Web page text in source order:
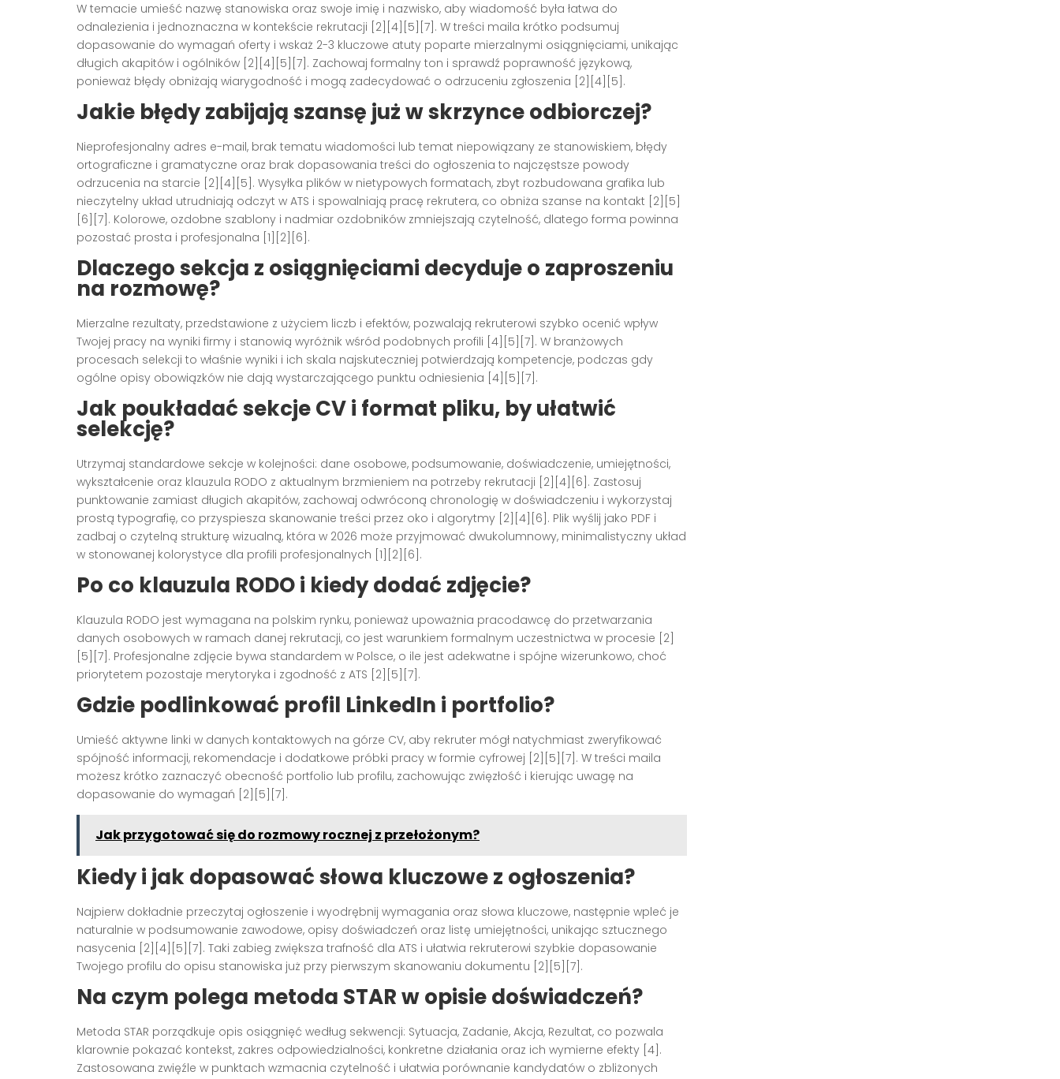
W temacie umieść nazwę stanowiska oraz swoje imię i nazwisko, aby wiadomość była łatwa do
odnalezienia i jednoznaczna w kontekście rekrutacji [2][4][5][7]. W treści maila krótko podsumuj
dopasowanie do wymagań oferty i wskaż 2-3 kluczowe atuty poparte mierzalnymi osiągnięciami, unikając
długich akapitów i ogólników [2][4][5][7]. Zachowaj formalny ton i sprawdź poprawność językową,
ponieważ błędy obniżają wiarygodność i mogą zadecydować o odrzuceniu zgłoszenia [2][4][5].
Jakie błędy zabijają szansę już w skrzynce odbiorczej?
Nieprofesjonalny adres e-mail, brak tematu wiadomości lub temat niepowiązany ze stanowiskiem, błędy
ortograficzne i gramatyczne oraz brak dopasowania treści do ogłoszenia to najczęstsze powody
odrzucenia na starcie [2][4][5]. Wysyłka plików w nietypowych formatach, zbyt rozbudowana grafika lub
nieczytelny układ utrudniają odczyt w ATS i spowalniają pracę rekrutera, co obniża szanse na kontakt [2][5]
[6][7]. Kolorowe, ozdobne szablony i nadmiar ozdobników zmniejszają czytelność, dlatego forma powinna
pozostać prosta i profesjonalna [1][2][6].
Dlaczego sekcja z osiągnięciami decyduje o zaproszeniu
na rozmowę?
Mierzalne rezultaty, przedstawione z użyciem liczb i efektów, pozwalają rekruterowi szybko ocenić wpływ
Twojej pracy na wyniki firmy i stanowią wyróżnik wśród podobnych profili [4][5][7]. W branżowych
procesach selekcji to właśnie wyniki i ich skala najskuteczniej potwierdzają kompetencje, podczas gdy
ogólne opisy obowiązków nie dają wystarczającego punktu odniesienia [4][5][7].
Jak poukładać sekcje CV i format pliku, by ułatwić
selekcję?
Utrzymaj standardowe sekcje w kolejności: dane osobowe, podsumowanie, doświadczenie, umiejętności,
wykształcenie oraz klauzula RODO z aktualnym brzmieniem na potrzeby rekrutacji [2][4][6]. Zastosuj
punktowanie zamiast długich akapitów, zachowaj odwróconą chronologię w doświadczeniu i wykorzystaj
prostą typografię, co przyspiesza skanowanie treści przez oko i algorytmy [2][4][6]. Plik wyślij jako PDF i
zadbaj o czytelną strukturę wizualną, która w 2026 może przyjmować dwukolumnowy, minimalistyczny układ
w stonowanej kolorystyce dla profili profesjonalnych [1][2][6].
Po co klauzula RODO i kiedy dodać zdjęcie?
Klauzula RODO jest wymagana na polskim rynku, ponieważ upoważnia pracodawcę do przetwarzania
danych osobowych w ramach danej rekrutacji, co jest warunkiem formalnym uczestnictwa w procesie [2]
[5][7]. Profesjonalne zdjęcie bywa standardem w Polsce, o ile jest adekwatne i spójne wizerunkowo, choć
priorytetem pozostaje merytoryka i zgodność z ATS [2][5][7].
Gdzie podlinkować profil LinkedIn i portfolio?
Umieść aktywne linki w danych kontaktowych na górze CV, aby rekruter mógł natychmiast zweryfikować
spójność informacji, rekomendacje i dodatkowe próbki pracy w formie cyfrowej [2][5][7]. W treści maila
możesz krótko zaznaczyć obecność portfolio lub profilu, zachowując zwięzłość i kierując uwagę na
dopasowanie do wymagań [2][5][7].
Jak przygotować się do rozmowy rocznej z przełożonym?
Kiedy i jak dopasować słowa kluczowe z ogłoszenia?
Najpierw dokładnie przeczytaj ogłoszenie i wyodrębnij wymagania oraz słowa kluczowe, następnie wpleć je
naturalnie w podsumowanie zawodowe, opisy doświadczeń oraz listę umiejętności, unikając sztucznego
nasycenia [2][4][5][7]. Taki zabieg zwiększa trafność dla ATS i ułatwia rekruterowi szybkie dopasowanie
Twojego profilu do opisu stanowiska już przy pierwszym skanowaniu dokumentu [2][5][7].
Na czym polega metoda STAR w opisie doświadczeń?
Metoda STAR porządkuje opis osiągnięć według sekwencji: Sytuacja, Zadanie, Akcja, Rezultat, co pozwala
klarownie pokazać kontekst, zakres odpowiedzialności, konkretne działania oraz ich wymierne efekty [4].
Zastosowana zwięźle w punktach wzmacnia czytelność i ułatwia porównanie kandydatów o zbliżonych